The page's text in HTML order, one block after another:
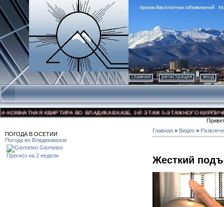
главная регистрация вход
КВАРТИРА ВО ВЛАДИКАВКАЗЕ, 3-Й ЭТАЖ 5-ЭТАЖНОГО
ПОГОДА В ОСЕТИИ
Погода во Владикавказе
Gismeteo
Прогноз на 2 недели
Главная » Видео »
Жесткий